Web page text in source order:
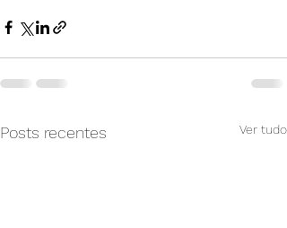
Posts recentes Ver tudo